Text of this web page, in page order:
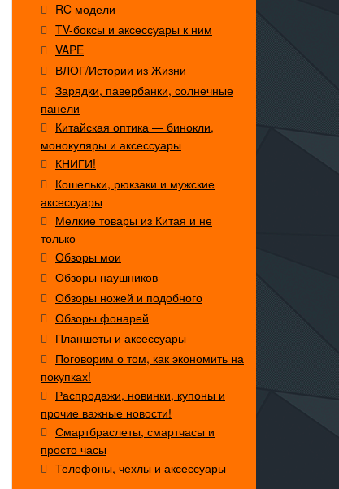
RC модели
TV-боксы и аксессуары к ним
VAPE
ВЛОГ/Истории из Жизни
Зарядки, павербанки, солнечные
панели
Китайская оптика — бинокли,
монокуляры и аксессуары
КНИГИ!
Кошельки, рюкзаки и мужские
аксессуары
Мелкие товары из Китая и не
только
Обзоры мои
Обзоры наушников
Обзоры ножей и подобного
Обзоры фонарей
Планшеты и аксессуары
Поговорим о том, как экономить на
покупках!
Распродажи, новинки, купоны и
прочие важные новости!
Смартбраслеты, смартчасы и
просто часы
Телефоны, чехлы и аксессуары